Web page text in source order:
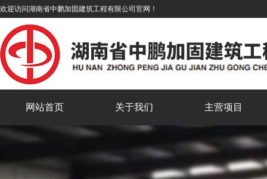
欢迎访问湖南省中鹏加固建筑工程有限公司官网！
网站首页 关于我们 主营项目